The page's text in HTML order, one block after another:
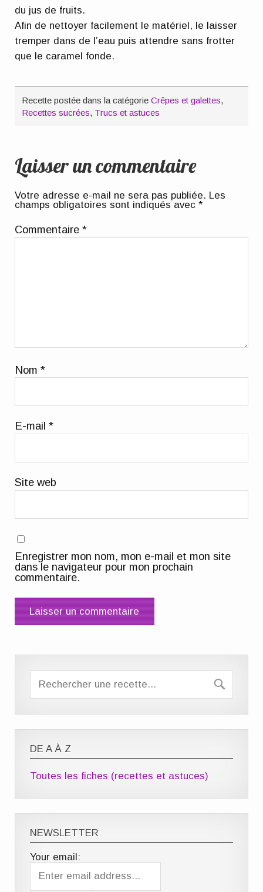
du jus de fruits.
Afin de nettoyer facilement le matériel, le laisser
tremper dans de l’eau puis attendre sans frotter
que le caramel fonde.
Recette postée dans la catégorieCrêpes et galettes,
Recettes sucrées, Trucs et astuces
Laisser un commentaire
Votre adresse e-mail ne sera pas publiée. Les
champs obligatoires sont indiqués avec*
Commentaire*
Nom*
E-mail*
Site web
Enregistrer mon nom, mon e-mail et mon site
dans le navigateur pour mon prochain
commentaire.
DE A À Z
Toutes les fiches (recettes et astuces)
NEWSLETTER
Your email: